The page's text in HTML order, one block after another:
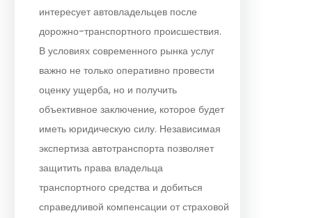
интересует автовладельцев после
дорожно-транспортного происшествия.
В условиях современного рынка услуг
важно не только оперативно провести
оценку ущерба, но и получить
объективное заключение, которое будет
иметь юридическую силу. Независимая
экспертиза автотранспорта позволяет
защитить права владельца
транспортного средства и добиться
справедливой компенсации от страховой